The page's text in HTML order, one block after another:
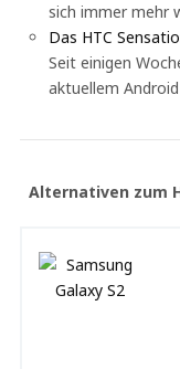
sich immer mehr
Das HTC
Seit einigen
aktuellem Android
Alternativen zum